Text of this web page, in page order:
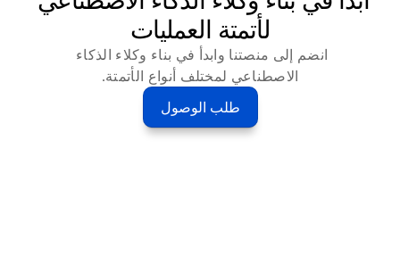
لأتمتة العمليات
الاصطناعي لمختلف أنواع الأتمتة.
طلب الوصول